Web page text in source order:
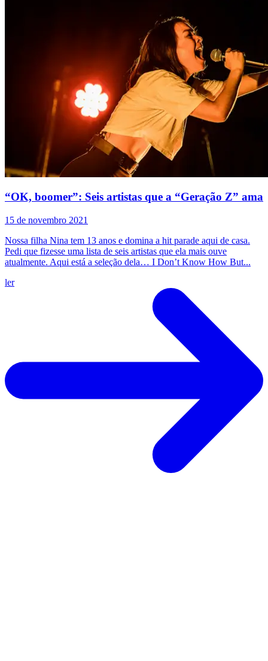
“OK, boomer”: Seis artistas que a “Geração Z” ama
15 de novembro 2021
Nossa filha Nina tem 13 anos e domina a hit parade aqui de casa.
Pedi que fizesse uma lista de seis artistas que ela mais ouve
atualmente. Aqui está a seleção dela… I Don’t Know How But...
ler